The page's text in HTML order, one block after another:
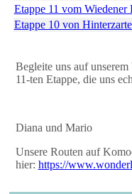
Etappe 11 vom
Etappe 10 von
Begleite uns auf
11-ten Etappe, die uns
Diana und Mario
Unsere Routen auf
hier: https://